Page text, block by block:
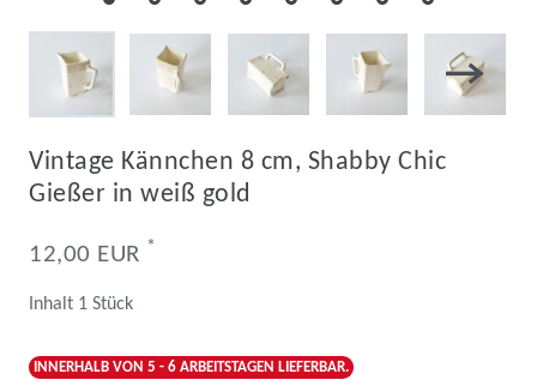
Vintage Kännchen 8 cm, Shabby Chic
Gießer in weiß gold
12,00 EUR *
Inhalt 1 Stück
INNERHALB VON 5 - 6 ARBEITSTAGEN LIEFERBAR.